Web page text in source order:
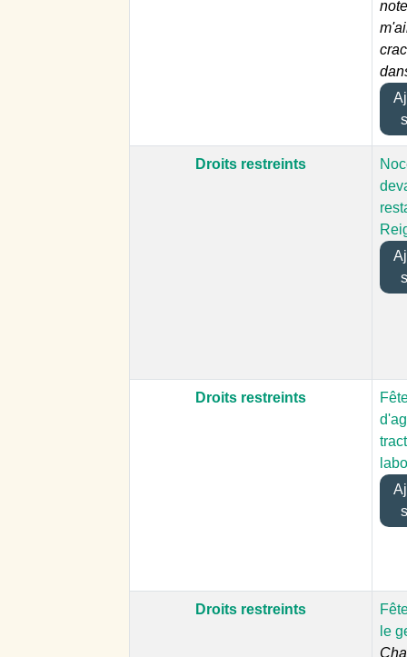
Droits restreints
Droits restreints
Droits restreints
le